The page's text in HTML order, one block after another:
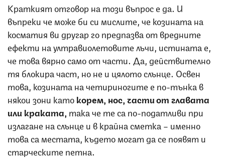
Краткият отговор на този въпрос е да. И
въпреки че може би си мислите, че козината на
косматия ви другар го предпазва от вредните
ефекти на ултравиолетовите лъчи, истината е,
че това вярно само от части. Да, действително
тя блокира част, но не и цялото слънце. Освен
това, козината на четириногите е по-тънка в
някои зони катокорем, нос, части от главата
или краката, така че те са по-податливи при
излагане на слънце и в крайна сметка – именно
това са местата, където могат да се появят и
старческите петна.